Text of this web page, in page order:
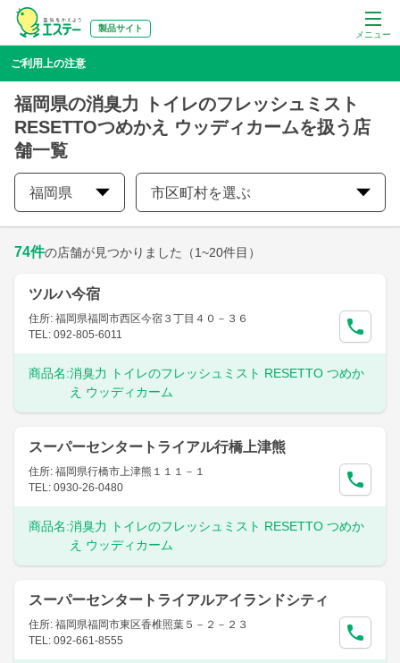
メニュー
製品サイト
ご利用上の注意
福岡県の消臭力 トイレのフレッシュミスト
RESETTOつめかえ ウッディカームを扱う店
舗一覧
福岡県 市区町村を選ぶ
74件の店舗が見つかりました （1~20件目）
ツルハ今宿
住所: 福岡県福岡市西区今宿３丁目４０－３６
TEL: 092-805-6011
商品名:消臭力 トイレのフレッシュミスト RESETTO つめか
え ウッディカーム
スーパーセンタートライアル行橋上津熊
住所: 福岡県行橋市上津熊１１１－１
TEL: 0930-26-0480
商品名:消臭力 トイレのフレッシュミスト RESETTO つめか
え ウッディカーム
スーパーセンタートライアルアイランドシティ
住所: 福岡県福岡市東区香椎照葉５－２－２３
TEL: 092-661-8555